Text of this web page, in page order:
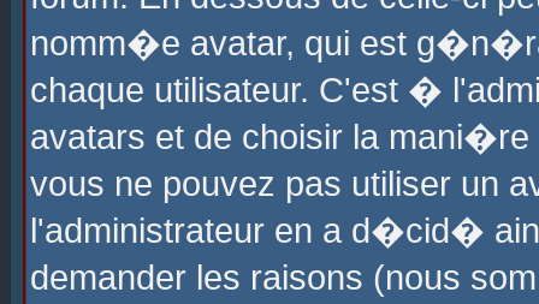
nomm�e avatar, qui est
chaque utilisateur. C'est �
avatars et de choisir la
vous ne pouvez pas utiliser un
l'administrateur en a d�cid�
demander les raisons (nous